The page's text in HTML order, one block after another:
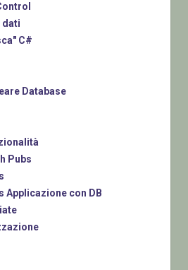
dati
C#
Database
Pubs
Applicazione con DB